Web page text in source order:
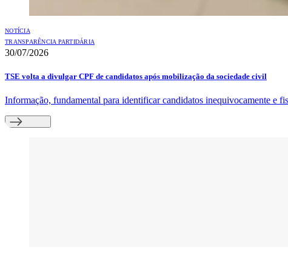
NOTÍCIA
TRANSPARÊNCIA PARTIDÁRIA
30/07/2026
TSE volta a divulgar CPF de candidatos após mobilização da sociedade civil
Informação, fundamental para identificar candidatos inequivocamente e